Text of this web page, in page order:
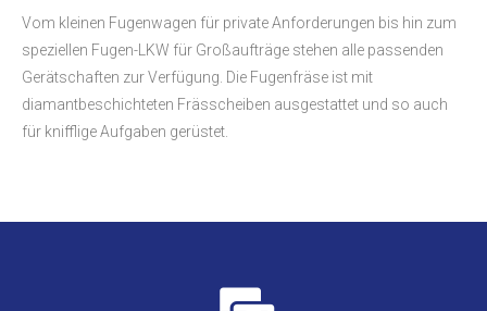
Vom kleinen Fugenwagen für private Anforderungen bis hin zum
speziellen Fugen-LKW für Großaufträge stehen alle passenden
Gerätschaften zur Verfügung. Die Fugenfräse ist mit
diamantbeschichteten Frässcheiben ausgestattet und so auch
für knifflige Aufgaben gerüstet.